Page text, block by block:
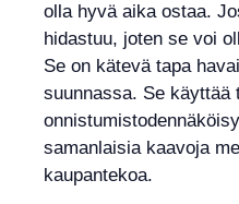
olla hyvä aika ostaa.
hidastuu, joten se voi
Se on kätevä tapa
suunnassa. Se käyttää
samanlaisia ​​kaavoja
kaupantekoa.